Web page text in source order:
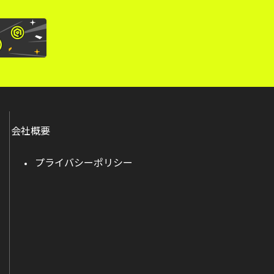
会社概要
プライバシーポリシー